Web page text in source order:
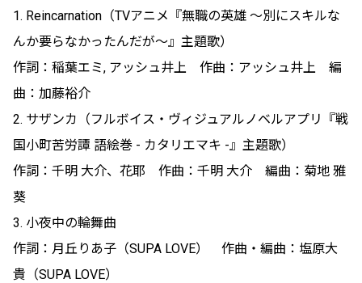
1. Reincarnation（TVアニメ『無職の英雄 ～別にスキルな
んか要らなかったんだが～』主題歌）
作詞：稲葉エミ, アッシュ井上 作曲：アッシュ井上 編
曲：加藤裕介
2. サザンカ（フルボイス・ヴィジュアルノベルアプリ『戦
国小町苦労譚 語絵巻 - カタリエマキ -』主題歌）
作詞：千明 大介、花耶 作曲：千明 大介 編曲：菊地 雅
葵
3. 小夜中の輪舞曲
作詞：月丘りあ子（SUPA LOVE） 作曲・編曲：塩原大
貴（SUPA LOVE）